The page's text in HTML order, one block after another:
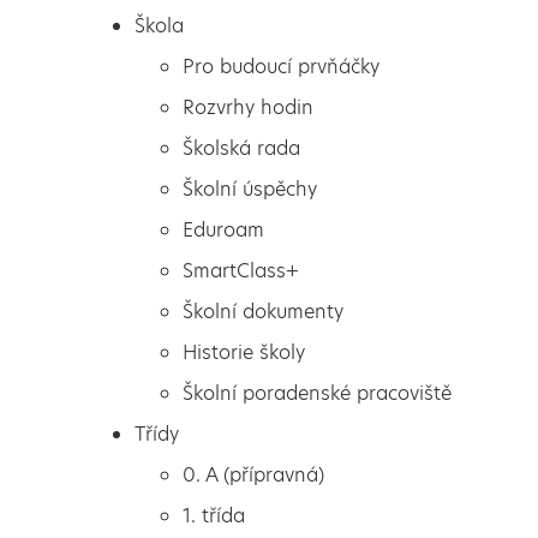
Pro budoucí prvňáčky
Rozvrhy hodin
Školská rada
Škola
Pro budoucí prvňáčky
Rozvrhy hodin
Školská rada
Školní úspěchy
Eduroam
SmartClass+
Školní dokumenty
Historie školy
Školní poradenské pracoviště
Třídy
0. A (přípravná)
1. třída
Halloween